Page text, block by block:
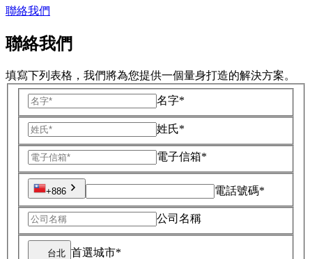
聯絡我們
聯絡我們
填寫下列表格，我們將為您提供一個量身打造的解決方案。
名字*
姓氏*
電子信箱*
+886 電話號碼*
公司名稱
台北 首選城市*